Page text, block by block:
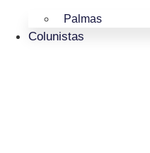
Palmas
Colunistas